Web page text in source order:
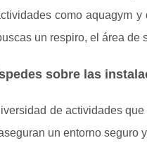
como aquagym
un respiro, el área de
sobre las
de actividades
un entorno seguro